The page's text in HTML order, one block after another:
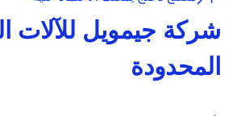
شركة جيمويل للآلات
المحدودة